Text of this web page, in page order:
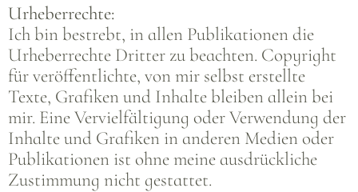
Urheberrechte:
Ich bin bestrebt, in allen Publikationen die
Urheberrechte Dritter zu beachten. Copyright
für veröffentlichte, von mir selbst erstellte
Texte, Grafiken und Inhalte bleiben allein bei
mir. Eine Vervielfältigung oder Verwendung der
Inhalte und Grafiken in anderen Medien oder
Publikationen ist ohne meine ausdrückliche
Zustimmung nicht gestattet.